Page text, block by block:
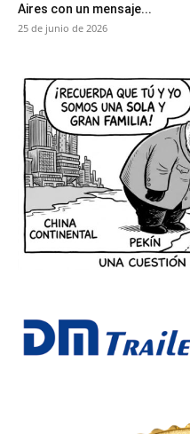
Aires con un mensaje...
25 de junio de 2026